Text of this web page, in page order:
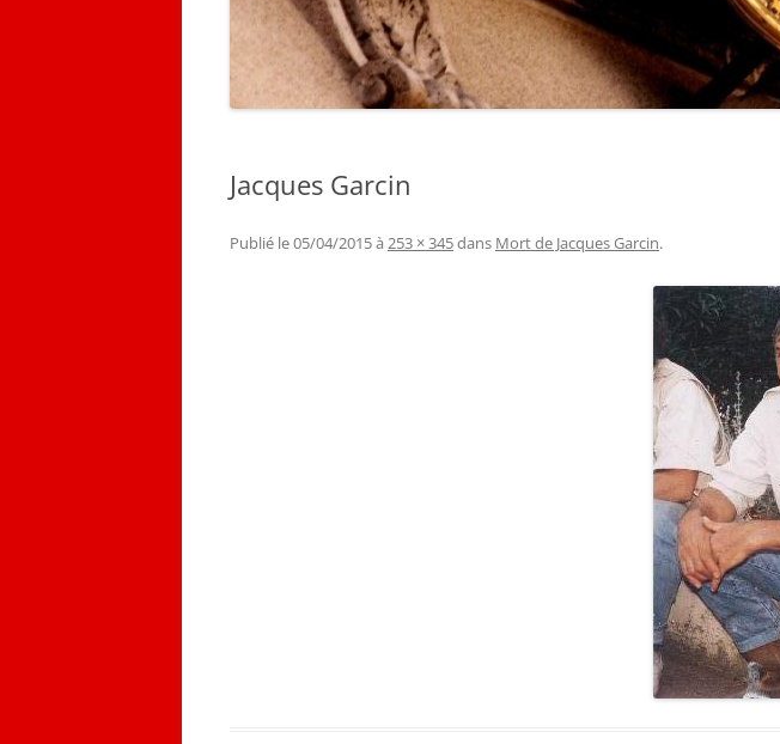
Jacques Garcin
Publié le05/04/2015à 253 × 345dans Mort de Jacques Garcin.